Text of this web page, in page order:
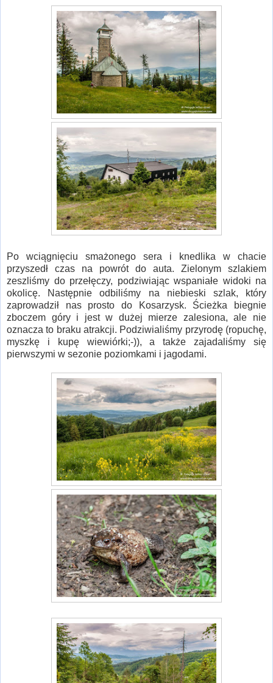
Po wciągnięciu smażonego sera i knedlika w chacie
przyszedł czas na powrót do auta. Zielonym szlakiem
zeszliśmy do przełęczy, podziwiając wspaniałe widoki na
okolicę. Następnie odbiliśmy na niebieski szlak, który
zaprowadził nas prosto do Kosarzysk. Ścieżka biegnie
zboczem góry i jest w dużej mierze zalesiona, ale nie
oznacza to braku atrakcji. Podziwialiśmy przyrodę (ropuchę,
myszkę i kupę wiewiórki;-)), a także zajadaliśmy się
pierwszymi w sezonie poziomkami i jagodami.